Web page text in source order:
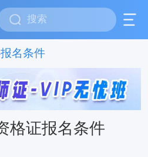
报名条件
格证报名条件